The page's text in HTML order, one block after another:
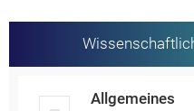
Allgemeines